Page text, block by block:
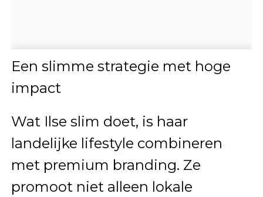
Een slimme strategie met hoge
impact
Wat Ilse slim doet, is haar
landelijke lifestyle combineren
met premium branding. Ze
promoot niet alleen lokale